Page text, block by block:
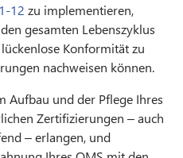
12 zu implementieren,
gesamten Lebenszyklus
Konformität zu
nachweisen können.
Aufbau und der Pflege Ihres
Zertifizierungen – auch
– erlangen, und